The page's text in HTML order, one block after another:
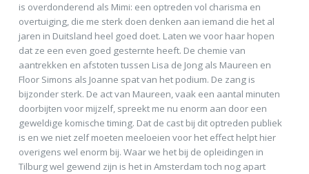
is overdonderend als Mimi: een optreden vol charisma en
overtuiging, die me sterk doen denken aan iemand die het al
jaren in Duitsland heel goed doet. Laten we voor haar hopen
dat ze een even goed gesternte heeft. De chemie van
aantrekken en afstoten tussen Lisa de Jong als Maureen en
Floor Simons als Joanne spat van het podium. De zang is
bijzonder sterk. De act van Maureen, vaak een aantal minuten
doorbijten voor mijzelf, spreekt me nu enorm aan door een
geweldige komische timing. Dat de cast bij dit optreden publiek
is en we niet zelf moeten meeloeien voor het effect helpt hier
overigens wel enorm bij. Waar we het bij de opleidingen in
Tilburg wel gewend zijn is het in Amsterdam toch nog apart